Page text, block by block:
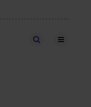
Stellen finden